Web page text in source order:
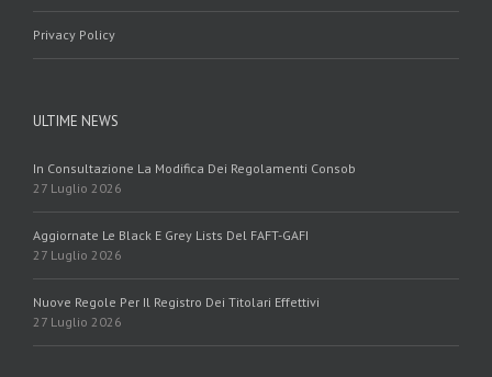
Privacy Policy
ULTIME NEWS
In Consultazione La Modifica Dei Regolamenti Consob
27 Luglio 2026
Aggiornate Le Black E Grey Lists Del FAFT-GAFI
27 Luglio 2026
Nuove Regole Per Il Registro Dei Titolari Effettivi
27 Luglio 2026